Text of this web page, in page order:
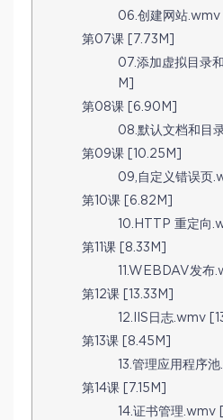
06.创建网站.wmv
第07课 [7.73M]
07.添加虚拟目录
M]
第08课 [6.90M]
08.默认文档和目
第09课 [10.25M]
09,自定义错误页
第10课 [6.82M]
10.HTTP 重定向
第11课 [8.33M]
11.WEBDAV发布
第12课 [13.33M]
12.IIS日志.wmv
第13课 [8.45M]
13.管理应用程序
第14课 [7.15M]
14.证书管理.wmv